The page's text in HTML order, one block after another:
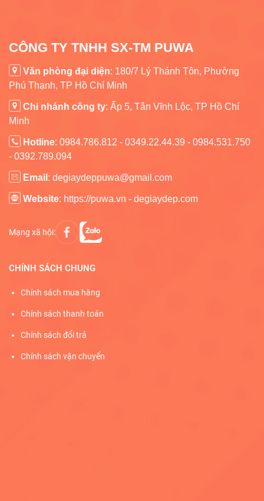
CÔNG TY TNHH SX-TM PUWA
Văn phòng đại diện: 180/7 Lý Thánh Tôn, Phường
Phú Thạnh, TP Hồ Chí Minh
Chi nhánh công ty: Ấp 5, Tân Vĩnh Lộc, TP Hồ Chí
Minh
Hotline: 0984.786.812 - 0349.22.44.39 - 0984.531.750
- 0392.789.094
Email : degiaydeppuwa@gmail.com
Website: https://puwa.vn - degiaydep.com
Mạng xã hội:
CHÍNH SÁCH CHUNG
Chính sách mua hàng
Chính sách thanh toán
Chính sách đổi trả
Chính sách vận chuyển